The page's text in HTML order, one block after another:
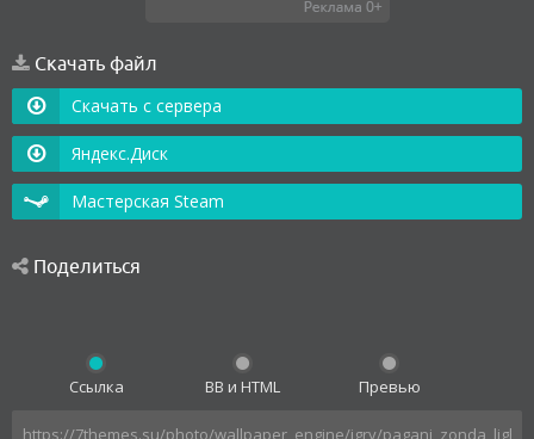
Скачать файл
Скачать с сервера
Яндекс.Диск
Мастерская Steam
Поделиться
Ссылка BB и HTML Превью